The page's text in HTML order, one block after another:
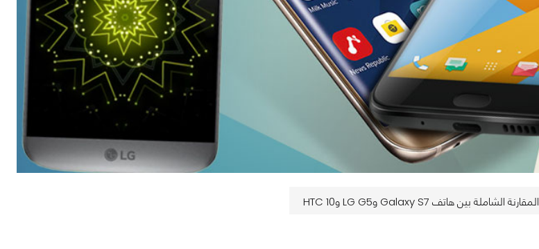
المقارنة الشاملة بين هاتف Galaxy S7 وLG G5 وHTC 10